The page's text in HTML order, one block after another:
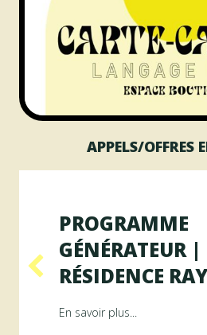
APPELS/OFFRES
ArAMiS
PROGRAMME
GÉNÉRATEUR |
RÉSIDENCE
En savoir plus...